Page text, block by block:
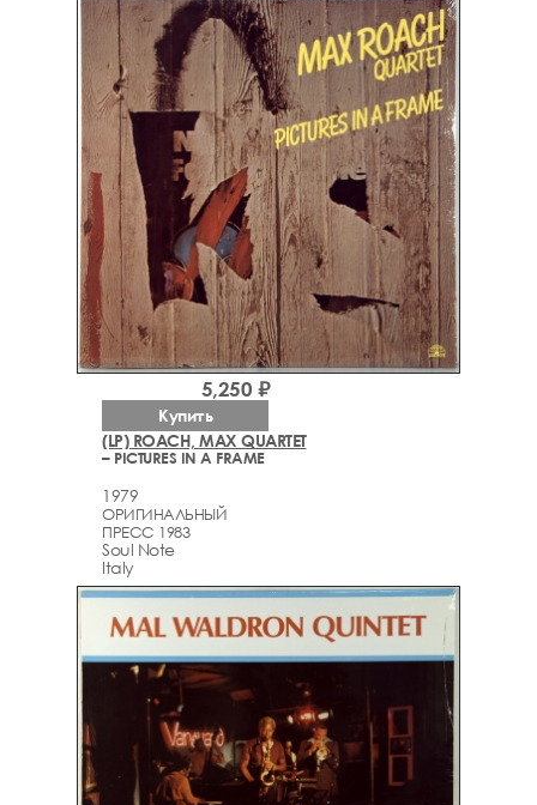
(LP) ROACH, MAX QUARTET
– PICTURES IN A FRAME
1979
ОРИГИНАЛЬНЫЙ
ПРЕСС 1983
Soul Note
Italy
5,250 ₽
Купить